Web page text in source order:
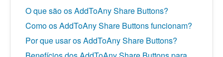
O que são os AddToAny Share Buttons?
Como os AddToAny Share Buttons funcionam?
Por que usar os AddToAny Share Buttons?